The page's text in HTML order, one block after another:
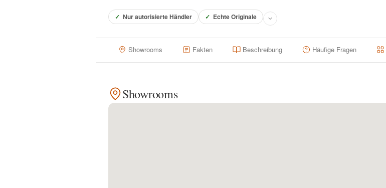
✓ Nur autorisierte Händler ✓ Echte Originale
Showrooms Fakten Beschreibung Häufige Fragen
Showrooms